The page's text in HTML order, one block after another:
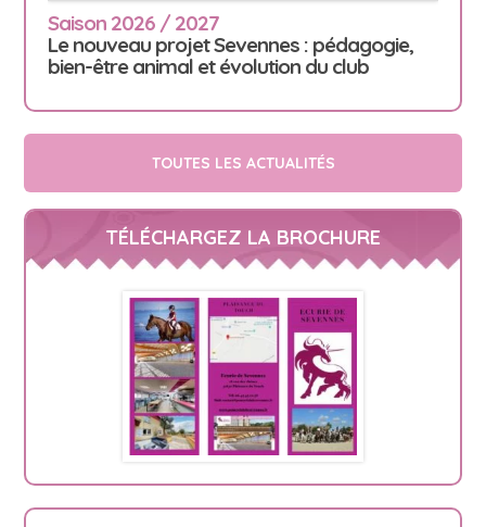
Saison 2026 / 2027
Le nouveau projet Sevennes : pédagogie,
bien-être animal et évolution du club
TOUTES LES ACTUALITÉS
TÉLÉCHARGEZ LA BROCHURE